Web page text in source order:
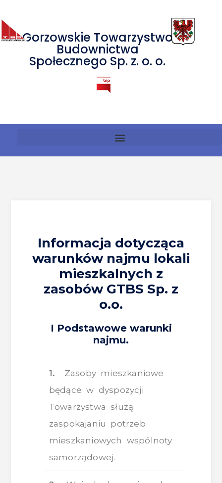
Gorzowskie Towarzystwo
Budownictwa
Społecznego Sp. z. o. o.
Informacja dotycząca
warunków najmu lokali
mieszkalnych z
zasobów GTBS Sp. z
o.o.
I Podstawowe warunki
najmu.
1. Zasoby mieszkaniowe
będące w dyspozycji
Towarzystwa służą
zaspokajaniu potrzeb
mieszkaniowych wspólnoty
samorządowej.